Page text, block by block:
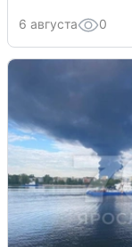
6 августа 0